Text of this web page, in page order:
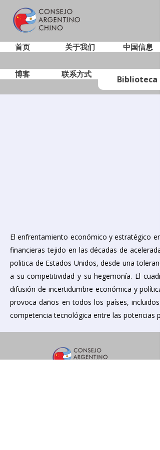
首页 关于我们 中国信息
博客 联系方式 Biblioteca
El enfrentamiento económico y estratégico
financieras tejido en las décadas de
politica de Estados Unidos, desde una
a su competitividad y su hegemonía. El
difusión de incertidumbre económica y
provoca daños en todos los países,
competencia tecnológica entre las potencias